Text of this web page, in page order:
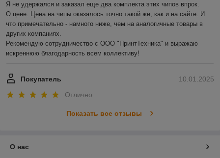
Я не удержался и заказал еще два комплекта этих чипов впрок.
О цене. Цена на чипы оказалось точно такой же, как и на сайте. И
что примечательно - намного ниже, чем на аналогичные товары в
других компаниях.
Рекомендую сотрудничество с ООО "ПринтТехника" и выражаю
искреннюю благодарность всем коллективу!
10.01.2025
Покупатель
Отлично
Показать все отзывы
О нас